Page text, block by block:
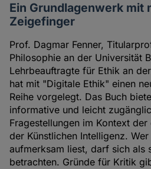
Ein Grundlagenwerk mit
Zeigefinger
Prof. Dagmar Fenner,
Philosophie an der Universität
Lehrbeauftragte für Ethik an
hat mit "Digitale Ethik" einen
Reihe vorgelegt. Das Buch
informative und leicht
Fragestellungen im Kontext
der Künstlichen Intelligenz.
aufmerksam liest, darf sich als
betrachten. Gründe für Kritik